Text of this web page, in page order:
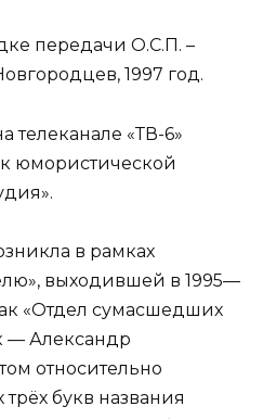
передачи О.С.П. –
1997 год.
телеканале «ТВ-6»
юмористической
в рамках
выходившей в 1995—
«Отдел сумасшедших
— Александр
относительно
букв названия